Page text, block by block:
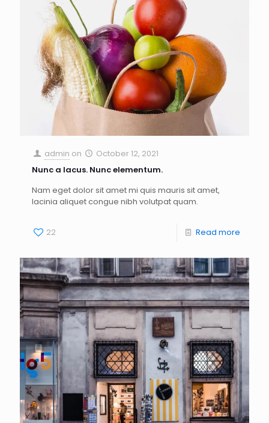
admin on
October 12, 2021
Nunc a lacus. Nunc elementum.
Nam eget dolor sit amet mi quis mauris sit amet,
lacinia aliquet congue nibh volutpat quam.
22 Read more